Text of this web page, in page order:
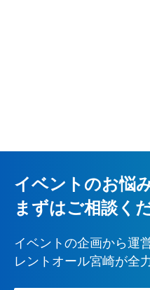
イベントのお悩
まずはご相談く
イベントの企画から運
レントオール宮崎が全